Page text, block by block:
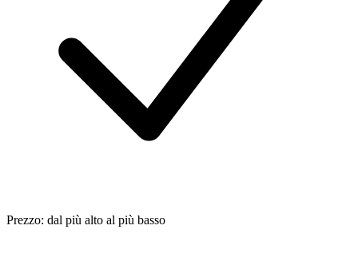
Prezzo: dal più alto al più basso